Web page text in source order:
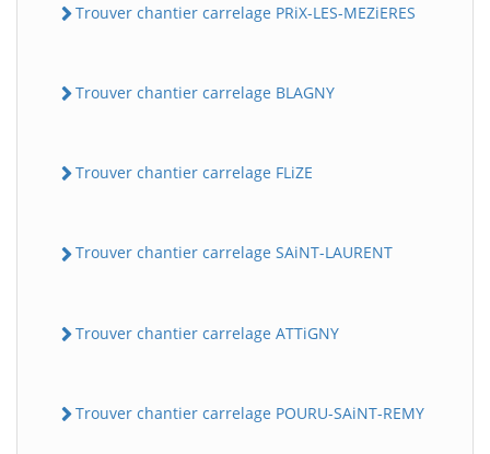
Trouver chantier carrelage PRiX-LES-MEZiERES
Trouver chantier carrelage BLAGNY
Trouver chantier carrelage FLiZE
Trouver chantier carrelage SAiNT-LAURENT
Trouver chantier carrelage ATTiGNY
Trouver chantier carrelage POURU-SAiNT-REMY